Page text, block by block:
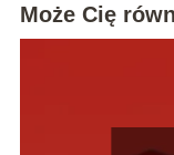
Może Cię